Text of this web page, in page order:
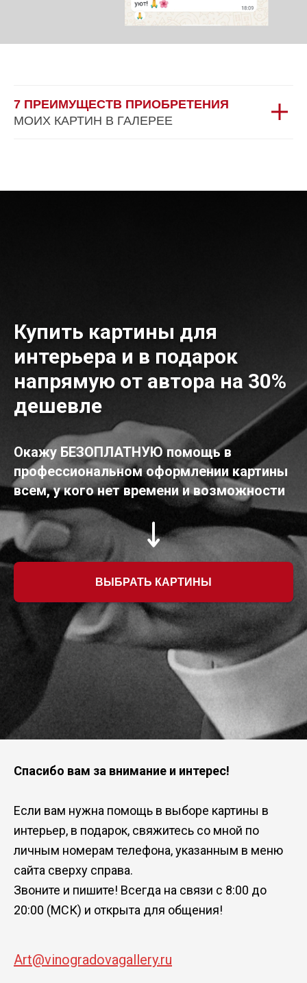
7 ПРЕИМУЩЕСТВ ПРИОБРЕТЕНИЯ
МОИХ КАРТИН В ГАЛЕРЕЕ
Купить картины для
интерьера и в подарок
напрямую от автора на 30%
дешевле
Окажу БЕЗОПЛАТНУЮ помощь в
профессиональном оформлении картины
всем, у кого нет времени и возможности
ВЫБРАТЬ КАРТИНЫ
Спасибо вам за внимание и интерес!
Если вам нужна помощь в выборе картины в
интерьер, в подарок, свяжитесь со мной по
личным номерам телефона, указанным в меню
сайта сверху справа.
Звоните и пишите! Всегда на связи с 8:00 до
20:00 (МСК) и открыта для общения!
Art@vinogradovagallery.ru